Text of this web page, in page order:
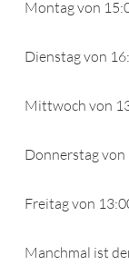
Montag von
Dienstag von
Mittwoch von
Donnerstag
Freitag von
Manchmal ist